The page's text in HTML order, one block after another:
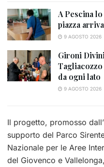
A Pescina
piazza
9 AGOSTO 2026
Gironi
da ogni lato
9 AGOSTO 2026
Il progetto, promosso
supporto del Parco
Nazionale per le Aree
del Giovenco e